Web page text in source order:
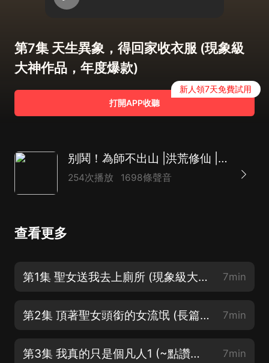
第7集 天生異象，得回家收衣服 (現象級
大神作品，年度爆款)
打開APP收聽
新人領7天免費試用
别鬨！為師不出山 |洪荒修仙 | 爆笑腦補
254次播放 1698條聲音
查看更多
第1集 聖女送我去上廁所 (現象級大神作品，年度爆款) 7min
第2集 頂著聖女頭銜的女流氓 (長篇爆笑修仙多播劇~好評走起~) 7min
第3集 我真的只是個凡人1 (~點讚關注打賞月票投喂走起~) 7min